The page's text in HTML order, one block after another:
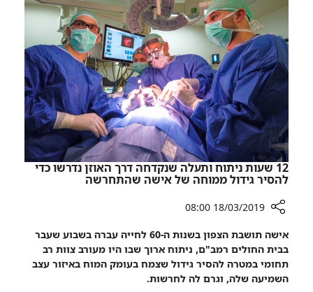
כדי
להילחם
בדעות
הקדומות
על
אפילפסיה
ומערכת
החינוך
משלבים
ידיים
כדי
להילחם
בדעות
הקדומות
על
אפילפסיה
12 שעות ניתוח ותעלה שנקדחה דרך האוזן נדרשו כדי
להסיר גידול ממוחה של אישה שהתחרשה
שיתוף
12
שעות
ניתוח
18/03/2019 08:00
אישה תושבת הצפון בשנות ה-60 לחייה עברה בשבוע שעבר
בבית החולים רמב"ם, ניתוח ארוך שבו היו מעורב צוות רב
תחומי במטרה להסיר גידול שצמח בעומק המוח באיזור עצב
השמיעה שלה, וגרם לה לחרשות.